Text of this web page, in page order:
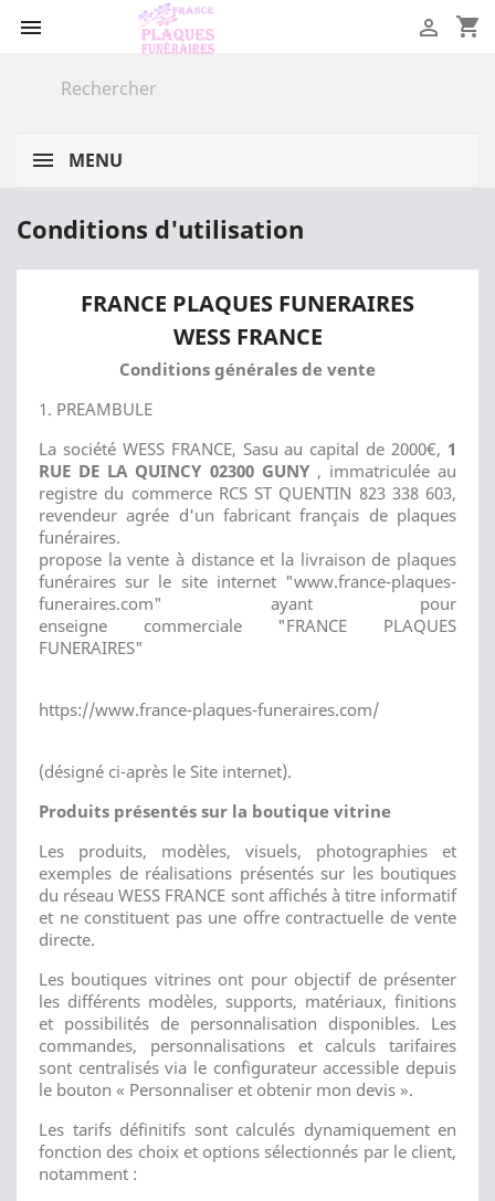
 shopping_cart

MENU
Conditions d'utilisation
FRANCE PLAQUES FUNERAIRES
WESS FRANCE
Conditions générales de vente
1. PREAMBULE
La société WESS FRANCE, Sasu au capital de 2000€, 1
RUE DE LA QUINCY 02300 GUNY, immatriculée au
registre du commerce RCS ST QUENTIN 823 338 603,
revendeur agrée d'un fabricant français de plaques
funéraires.
propose la vente à distance et la livraison de plaques
funéraires sur le site internet "www.france-plaques-
funeraires.com" ayant pour
enseigne commerciale "FRANCE PLAQUES
FUNERAIRES"
https://www.france-plaques-funeraires.com/
(désigné ci-après le Site internet).
Produits présentés sur la boutique vitrine
Les produits, modèles, visuels, photographies et
exemples de réalisations présentés sur les boutiques
du réseau WESS FRANCE sont affichés à titre informatif
et ne constituent pas une offre contractuelle de vente
directe.
Les boutiques vitrines ont pour objectif de présenter
les différents modèles, supports, matériaux, finitions
et possibilités de personnalisation disponibles. Les
commandes, personnalisations et calculs tarifaires
sont centralisés via le configurateur accessible depuis
le bouton « Personnaliser et obtenir mon devis ».
Les tarifs définitifs sont calculés dynamiquement en
fonction des choix et options sélectionnés par le client,
notamment :